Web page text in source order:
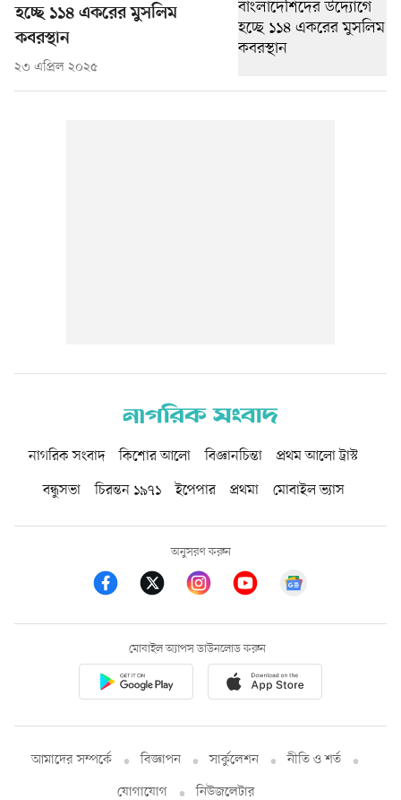
হচ্ছে ১১৪ একরের মুসলিম
কবরস্থান
২৩ এপ্রিল ২০২৫
নাগরিক সংবাদ কিশোর আলো বিজ্ঞানচিন্তা
প্রথম আলো ট্রাস্ট
বন্ধুসভা
চিরন্তন ১৯৭১ ইপেপার প্রথমা মোবাইল ভ্যাস
অনুসরণ করুন
মোবাইল অ্যাপস ডাউনলোড করুন
আমাদের সম্পর্কে বিজ্ঞাপন সার্কুলেশন
নীতি ও শর্ত
যোগাযোগ
নিউজলেটার